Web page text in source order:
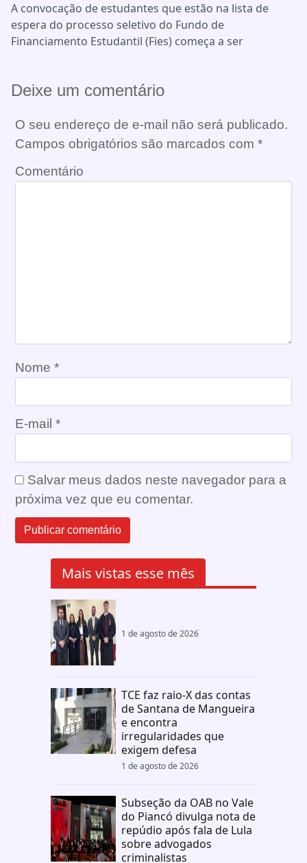
A convocação de estudantes que estão na lista de
espera do processo seletivo do Fundo de
Financiamento Estudantil (Fies) começa a ser
Deixe um comentário
O seu endereço de e-mail não será publicado.
Campos obrigatórios são marcados com *
Comentário
Nome *
E-mail *
Salvar meus dados neste navegador para a
próxima vez que eu comentar.
Mais vistas esse mês
1 de agosto de 2026
TCE faz raio-X das contas
de Santana de Mangueira
e encontra
irregularidades que
exigem defesa
1 de agosto de 2026
Subseção da OAB no Vale
do Piancó divulga nota de
repúdio após fala de Lula
sobre advogados
criminalistas